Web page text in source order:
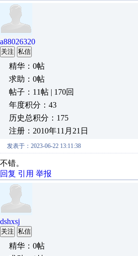
a88026320
关注 私信
精华：0帖
求助：0帖
帖子：11帖 | 170回
年度积分：43
历史总积分：175
注册：2010年11月21日
发表于：2023-06-22 13:11:38
不错。
回复 引用 举报
dshxsj
关注 私信
精华：0帖